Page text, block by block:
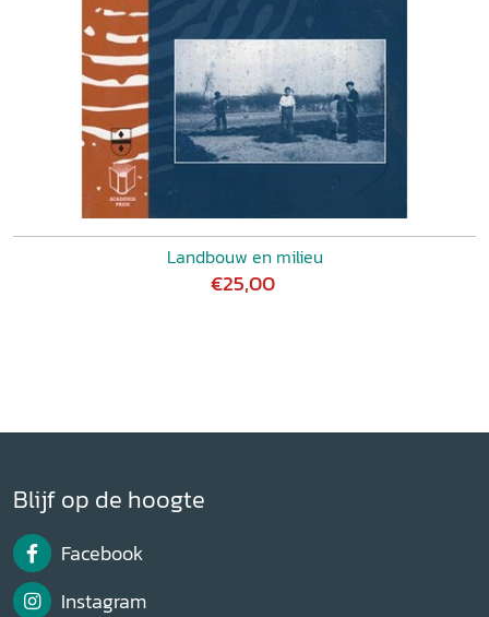
Landbouw en milieu
€25,00
Blijf op de hoogte
Facebook
Instagram